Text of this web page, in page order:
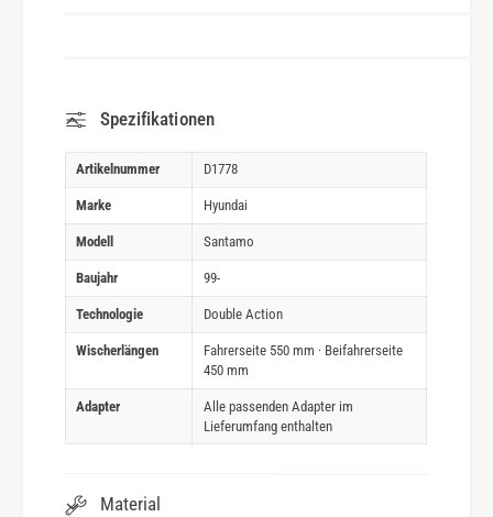
Spezifikationen
Artikelnummer D1778
Marke Hyundai
Modell Santamo
Baujahr 99-
Technologie Double Action
Wischerlängen
Fahrerseite 550 mm · Beifahrerseite
450 mm
Adapter
Alle passenden Adapter im
Lieferumfang enthalten
Material